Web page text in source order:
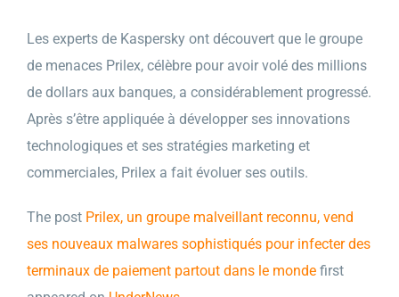
Les experts de Kaspersky ont découvert que le groupe
de menaces Prilex, célèbre pour avoir volé des millions
de dollars aux banques, a considérablement progressé.
Après s’être appliquée à développer ses innovations
technologiques et ses stratégies marketing et
commerciales, Prilex a fait évoluer ses outils.
The post Prilex, un groupe malveillant reconnu, vend
ses nouveaux malwares sophistiqués pour infecter des
terminaux de paiement partout dans le monde first